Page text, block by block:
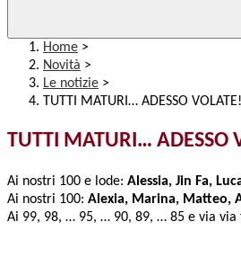
Home >
Novità >
Le notizie >
TUTTI MATURI… ADESSO VOLATE!
TUTTI MATURI… ADESSO
Ai nostri 100 e lode: Alessia, Jin Fa,
Ai nostri 100: Alexia, Marina, Matteo,
Ai 99, 98, … 95, … 90, 89, … 85 e via via